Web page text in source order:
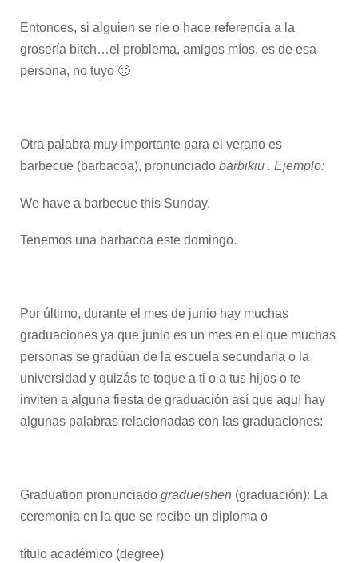
Entonces, si alguien se ríe o hace referencia a la
grosería bitch…el problema, amigos míos, es de esa
persona, no tuyo 🙂
Otra palabra muy importante para el verano es
barbecue (barbacoa), pronunciado barbikiu . Ejemplo:
We have a barbecue this Sunday.
Tenemos una barbacoa este domingo.
Por último, durante el mes de junio hay muchas
graduaciones ya que junio es un mes en el que muchas
personas se gradúan de la escuela secundaria o la
universidad y quizás te toque a ti o a tus hijos o te
inviten a alguna fiesta de graduación así que aquí hay
algunas palabras relacionadas con las graduaciones:
Graduation pronunciado gradueishen (graduación): La
ceremonia en la que se recibe un diploma o
título académico (degree)